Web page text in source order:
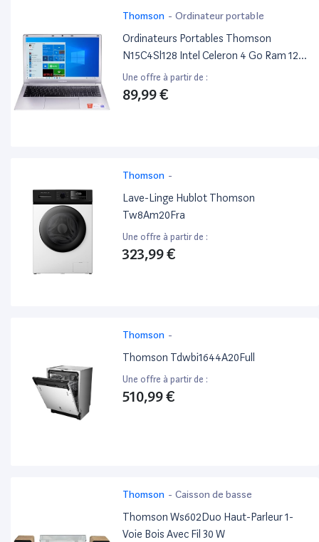
Thomson - Ordinateur portable
Ordinateurs Portables Thomson
N15C4Sl128 Intel Celeron 4 Go Ram 128
Go SSD 15.6"
Une offre à partir de :
89,99 €
Thomson -
Lave-Linge Hublot Thomson
Tw8Am20Fra
Une offre à partir de :
323,99 €
Thomson -
Thomson Tdwbi1644A20Full
Une offre à partir de :
510,99 €
Thomson - Caisson de basse
Thomson Ws602Duo Haut-Parleur 1-
Voie Bois Avec Fil 30 W